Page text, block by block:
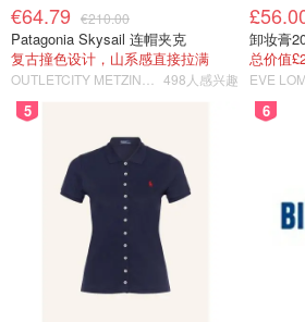
€64.79 €210.00
Patagonia Skysail 连帽夹克
复古撞色设计，山系感直接拉满
OUTLETCITY METZINGEN 498人感兴趣
总价值
EVE LOM
5 6